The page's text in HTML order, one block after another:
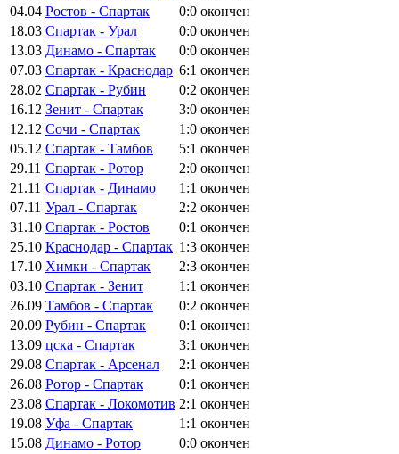
04.04 Ростов - Спартак 0:0 окончен
18.03 Спартак - Урал 0:0 окончен
13.03 Динамо - Спартак 0:0 окончен
07.03 Спартак - Краснодар 6:1 окончен
28.02 Спартак - Рубин 0:2 окончен
16.12 Зенит - Спартак 3:0 окончен
12.12 Сочи - Спартак 1:0 окончен
05.12 Спартак - Тамбов 5:1 окончен
29.11 Спартак - Ротор 2:0 окончен
21.11 Спартак - Динамо 1:1 окончен
07.11 Урал - Спартак 2:2 окончен
31.10 Спартак - Ростов 0:1 окончен
25.10 Краснодар - Спартак 1:3 окончен
17.10 Химки - Спартак 2:3 окончен
03.10 Спартак - Зенит 1:1 окончен
26.09 Тамбов - Спартак 0:2 окончен
20.09 Рубин - Спартак 0:1 окончен
13.09 цска - Спартак 3:1 окончен
29.08 Спартак - Арсенал 2:1 окончен
26.08 Ротор - Спартак 0:1 окончен
23.08 Спартак - Локомотив 2:1 окончен
19.08 Уфа - Спартак 1:1 окончен
15.08 Динамо - Ротор 0:0 окончен